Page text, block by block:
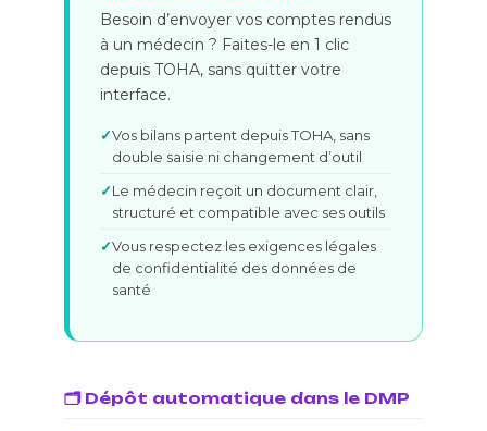
Besoin d’envoyer vos comptes rendus
à un médecin ? Faites-le en 1 clic
depuis TOHA, sans quitter votre
interface.
Vos bilans partent depuis TOHA, sans
double saisie ni changement d’outil
Le médecin reçoit un document clair,
structuré et compatible avec ses outils
Vous respectez les exigences légales
de confidentialité des données de
santé
🗂️ Dépôt automatique dans le DMP